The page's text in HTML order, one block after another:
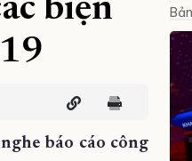
biện
báo cáo công